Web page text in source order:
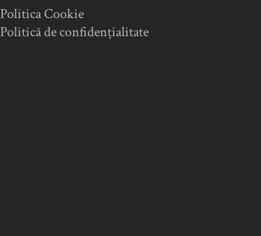
Politica Cookie
Politică de confidențialitate